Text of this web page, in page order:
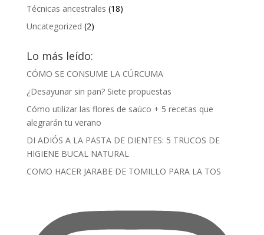
Técnicas ancestrales (18)
Uncategorized (2)
Lo más leído:
CÓMO SE CONSUME LA CÚRCUMA
¿Desayunar sin pan? Siete propuestas
Cómo utilizar las flores de saúco + 5 recetas que
alegrarán tu verano
DI ADIÓS A LA PASTA DE DIENTES: 5 TRUCOS DE
HIGIENE BUCAL NATURAL
COMO HACER JARABE DE TOMILLO PARA LA TOS